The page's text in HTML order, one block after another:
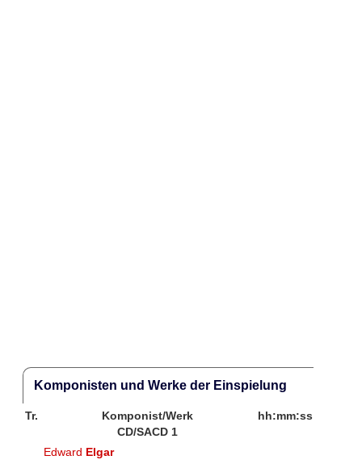
Komponisten und Werke der Einspielung
Tr. Komponist/Werk
hh:mm:ss
CD/SACD 1
Edward Elgar